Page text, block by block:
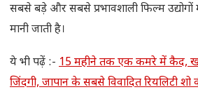
सबसे बड़े और सबसे प्रभावशाली फिल्म
मानी जाती है।
ये भी पढ़ें :- 15 महीने तक एक कमरे में कैद,
जिंदगी, जापान के सबसे विवादित रियलिटी शो